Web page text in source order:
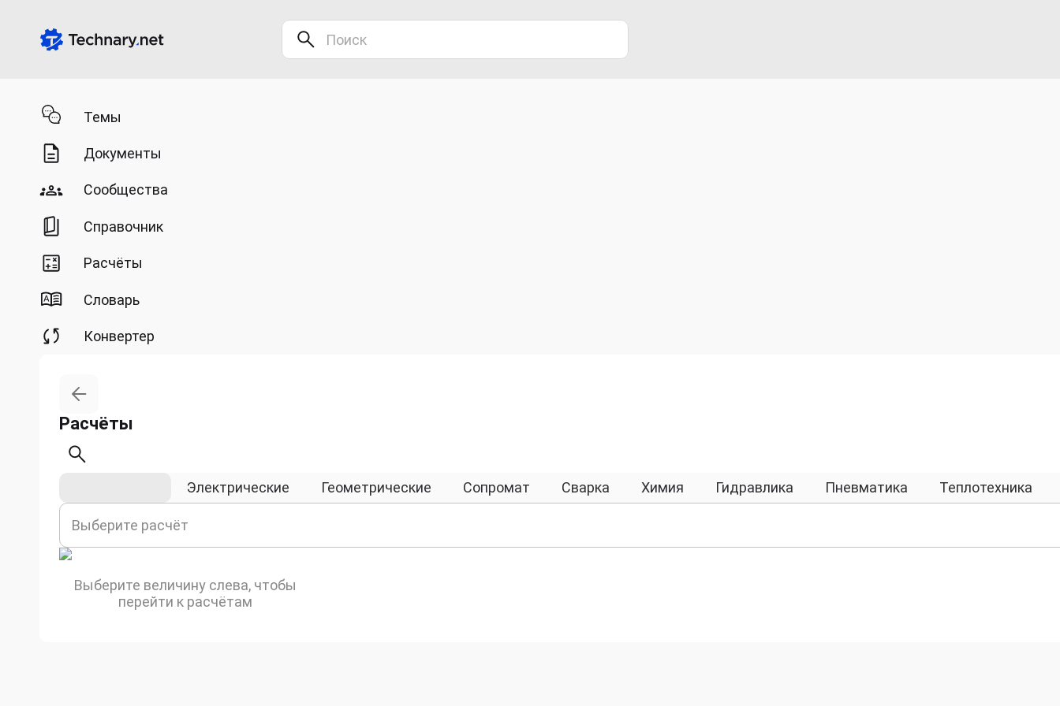
Темы
Документы
Сообщества
Справочник
Расчёты
Словарь
Конвертер
Расчёты
Электрические Геометрические Сопромат Сварка Химия Гидравлика Пневматика Теплотехника
Выберите расчёт
Выберите величину слева, чтобы
перейти к расчётам